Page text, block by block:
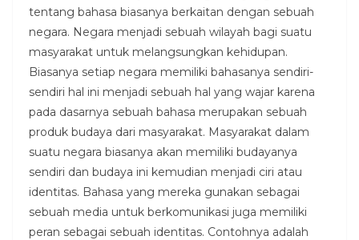
tentang bahasa biasanya berkaitan dengan sebuah
negara. Negara menjadi sebuah wilayah bagi suatu
masyarakat untuk melangsungkan kehidupan.
Biasanya setiap negara memiliki bahasanya sendiri-
sendiri hal ini menjadi sebuah hal yang wajar karena
pada dasarnya sebuah bahasa merupakan sebuah
produk budaya dari masyarakat. Masyarakat dalam
suatu negara biasanya akan memiliki budayanya
sendiri dan budaya ini kemudian menjadi ciri atau
identitas. Bahasa yang mereka gunakan sebagai
sebuah media untuk berkomunikasi juga memiliki
peran sebagai sebuah identitas. Contohnya adalah